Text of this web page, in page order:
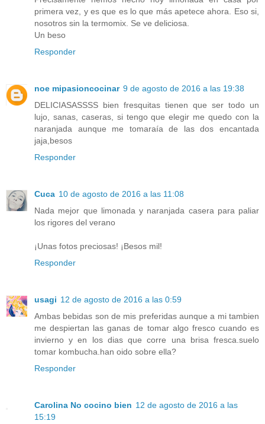
primera vez, y es que es lo que más apetece ahora. Eso si,
nosotros sin la termomix. Se ve deliciosa.
Un beso
Responder
noe mipasioncocinar 9 de agosto de 2016 a las 19:38
DELICIASASSSS bien fresquitas tienen que ser todo un
lujo, sanas, caseras, si tengo que elegir me quedo con la
naranjada aunque me tomaraía de las dos encantada
jaja,besos
Responder
Cuca 10 de agosto de 2016 a las 11:08
Nada mejor que limonada y naranjada casera para paliar
los rigores del verano
¡Unas fotos preciosas! ¡Besos mil!
Responder
usagi 12 de agosto de 2016 a las 0:59
Ambas bebidas son de mis preferidas aunque a mi tambien
me despiertan las ganas de tomar algo fresco cuando es
invierno y en los dias que corre una brisa fresca.suelo
tomar kombucha.han oido sobre ella?
Responder
Carolina No cocino bien 12 de agosto de 2016 a las
15:19